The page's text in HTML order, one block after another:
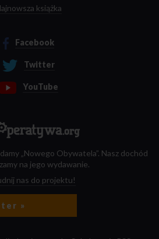
książka
Facebook
Twitter
YouTube
„Nowego Obywatela”. Nasz dochód
na jego wydawanie.
nas do projektu!
»